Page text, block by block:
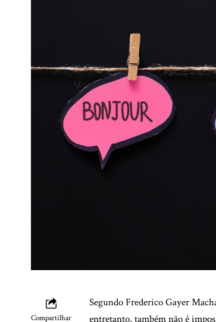
Compartilhar
Segundo Frederico Gayer
entretanto, também não é